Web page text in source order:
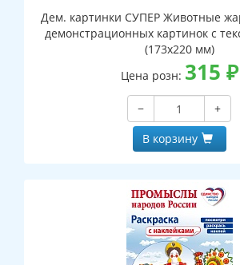
Дем. картинки СУПЕР Животные
демонстрационных картинок с
(173х220 мм)
Цена розн: 315 ₽
−
+
В корзину